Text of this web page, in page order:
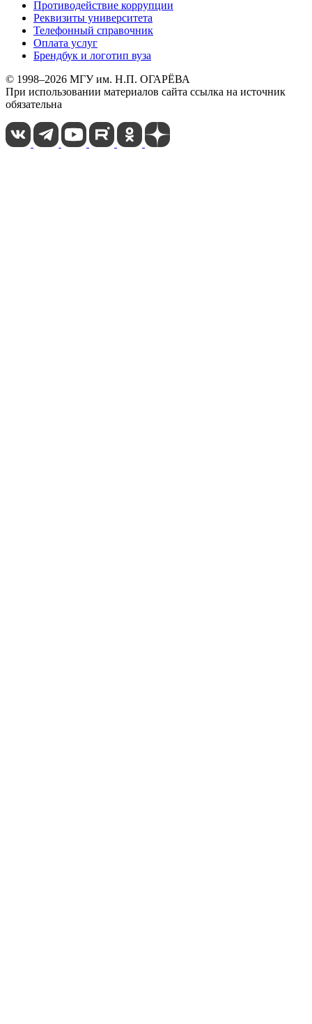
Противодействие коррупции
Реквизиты университета
Телефонный справочник
Оплата услуг
Брендбук и логотип вуза
© 1998–2026 МГУ им. Н.П. ОГАРЁВА
При использовании материалов сайта ссылка на источник
обязательна